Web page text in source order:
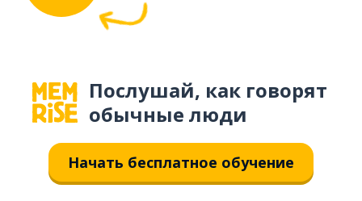
Послушай, как говорят
обычные люди
Начать бесплатное обучение